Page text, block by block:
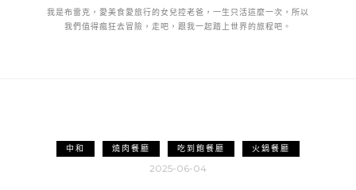
我是布雷克，愛美食愛旅行的女兒控老爸，一生只活這麼一次，所以
我們值得瘋狂去冒險，走吧，跟我一起踏上世界的旅程吧。
中和 燒肉餐廳 吃到飽餐廳 火鍋餐廳
2025-06-04